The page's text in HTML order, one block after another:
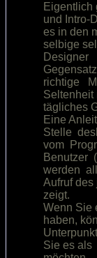
Eigentlich
und Intro-
es in den
selbige
Designer
richtige
Seltenheit
Eine
Stelle
vom
Benutzer
werden
Aufruf
Wenn Sie
haben,
Sie es als